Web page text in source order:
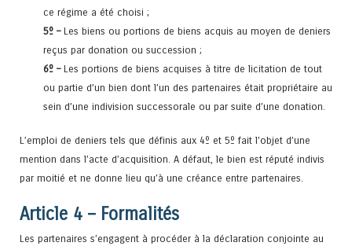
ce régime a été choisi ;
5º –Les biens ou portions de biens acquis au moyen de deniers
reçus par donation ou succession ;
6º –Les portions de biens acquises à titre de licitation de tout
ou partie d’un bien dont l’un des partenaires était propriétaire au
sein d’une indivision successorale ou par suite d’une donation.
L’emploi de deniers tels que définis aux 4º et 5º fait l’objet d’une
mention dans l’acte d’acquisition. A défaut, le bien est réputé indivis
par moitié et ne donne lieu qu’à une créance entre partenaires.
Article 4 – Formalités
Les partenaires s’engagent à procéder à la déclaration conjointe au